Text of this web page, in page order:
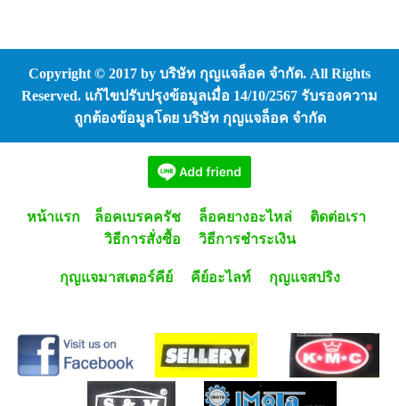
Copyright © 2017 by บริษัท กุญแจล็อค จำกัด. All Rights
Reserved. แก้ไขปรับปรุงข้อมูลเมื่อ 14/10/2567 รับรองความ
ถูกต้องข้อมูลโดย บริษัท กุญแจล็อค จำกัด
หน้าแรก ล็อคเบรคครัช ล็อคยางอะไหล่
ติดต่อเรา
วิธีการสั่งซื้อ
วิธีการชำระเงิน
กุญแจมาสเตอร์คีย์ คีย์อะไลท์ กุญแจสปริง